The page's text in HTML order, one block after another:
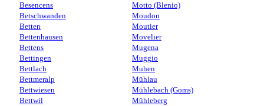
Besencens
Betschwanden
Betten
Bettenhausen
Bettens
Bettingen
Bettlach
Bettmeralp
Bettwiesen
Bettwil
Motto (Blenio)
Moudon
Moutier
Movelier
Mugena
Muggio
Muhen
Mühlau
Mühlebach (Goms)
Mühleberg